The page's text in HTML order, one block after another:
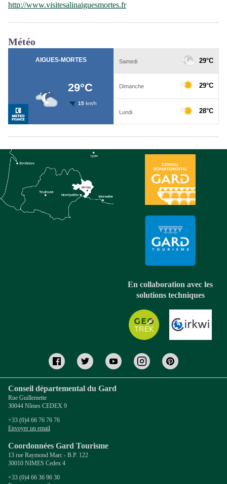
http://www.visitesalinaiguesmortes.fr
Météo
En collaboration avec les
solutions techniques
Conseil départemental du Gard
Rue Guillemette
30044 Nîmes CEDEX 9
+33 (0)4 66 76 76 76
Envoyer un email
Coordonnées Gard Tourisme
13 rue Raymond Marc - B.P. 122
30010 NIMES Cedex 4
+33 (0)4 66 36 96 30